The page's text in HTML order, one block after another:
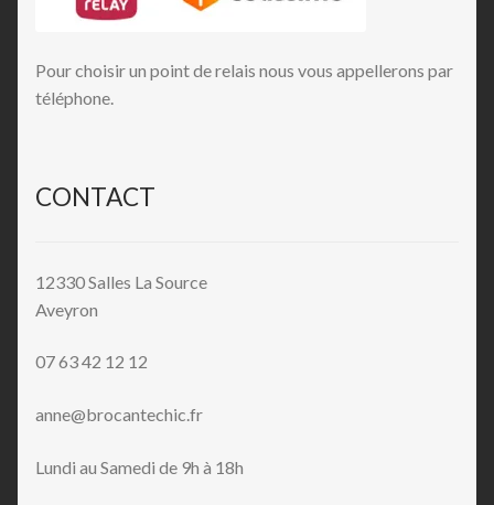
Pour choisir un point de relais nous vous appellerons par
téléphone.
CONTACT
12330 Salles La Source
Aveyron
07 63 42 12 12
anne@brocantechic.fr
Lundi au Samedi de 9h à 18h